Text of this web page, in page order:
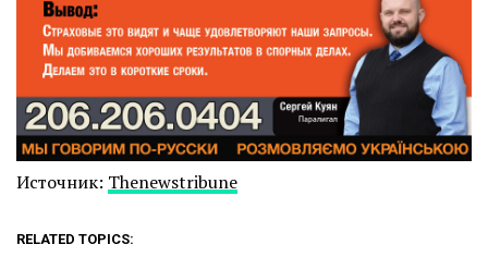
Источник: Thenewstribune
RELATED TOPICS: